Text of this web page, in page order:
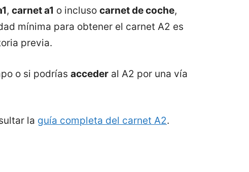
, carnet a1 o incluso carnet de coche,
mínima para obtener el carnet A2 es
previa.
o si podrías acceder al A2 por una vía
la guía completa del carnet A2.